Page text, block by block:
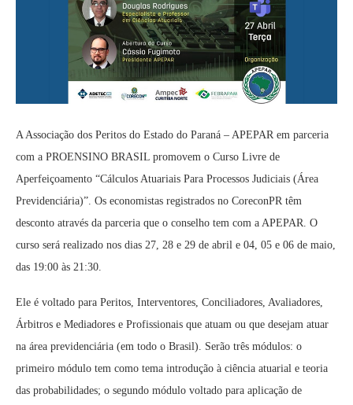
A Associação dos Peritos do Estado do Paraná – APEPAR em parceria
com a PROENSINO BRASIL promovem o Curso Livre de
Aperfeiçoamento “Cálculos Atuariais Para Processos Judiciais (Área
Previdenciária)”. Os economistas registrados no CoreconPR têm
desconto através da parceria que o conselho tem com a APEPAR. O
curso será realizado nos dias 27, 28 e 29 de abril e 04, 05 e 06 de maio,
das 19:00 às 21:30.
Ele é voltado para Peritos, Interventores, Conciliadores, Avaliadores,
Árbitros e Mediadores e Profissionais que atuam ou que desejam atuar
na área previdenciária (em todo o Brasil). Serão três módulos: o
primeiro módulo tem como tema introdução à ciência atuarial e teoria
das probabilidades; o segundo módulo voltado para aplicação de